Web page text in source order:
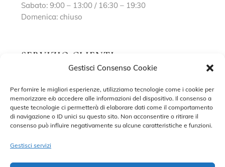
Gestisci Consenso Cookie
Per fornire le migliori esperienze, utilizziamo tecnologie come i cookie per
memorizzare e/o accedere alle informazioni del dispositivo. Il consenso a
queste tecnologie ci permetterà di elaborare dati come il comportamento
di navigazione o ID unici su questo sito. Non acconsentire o ritirare il
consenso può influire negativamente su alcune caratteristiche e funzioni.
Gestisci servizi
Sabato: 9:00 – 13:00 / 16:30 – 19:30
Domenica: chiuso
SERVIZIO CLIENTI
Contatti
Privacy Policy